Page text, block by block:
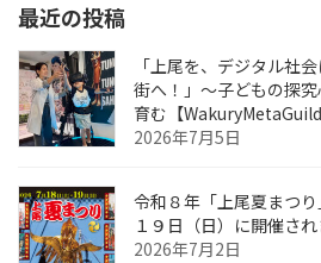
の
ペ
ー
ジ
送
り
最近の投稿
「上尾を、デジタル社
街へ！」〜子どもの探
育む【
2026年7月5日
令和８年「上尾夏まつ
１９日（日）に開催され
2026年7月2日